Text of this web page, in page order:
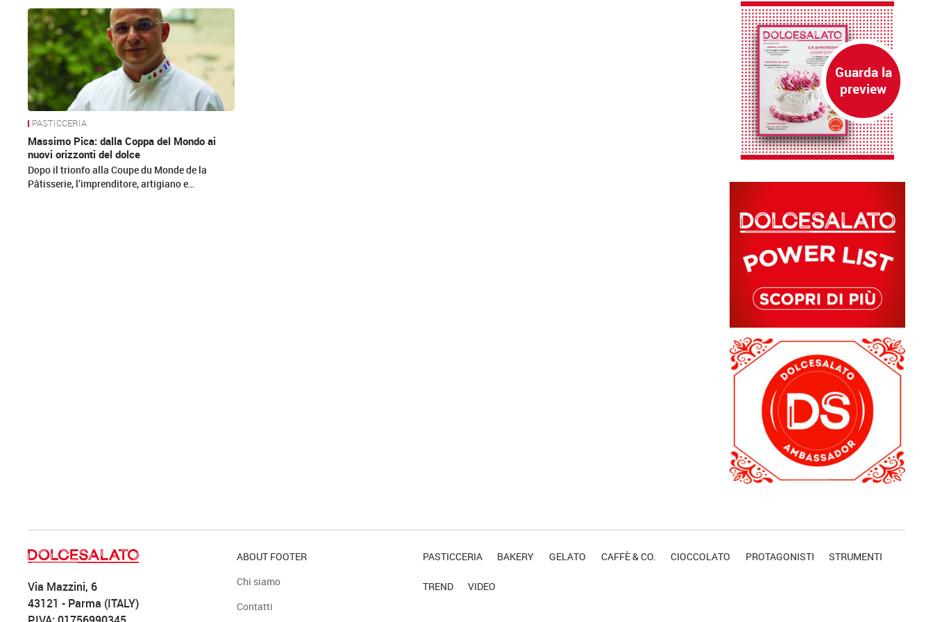
News
PASTICCERIA
Massimo Pica: dalla Coppa del Mondo ai
nuovi orizzonti del dolce
Dopo il trionfo alla Coupe du Monde de la
Pâtisserie, l’imprenditore, artigiano e…
Via Mazzini, 6
43121 - Parma (ITALY)
ABOUT FOOTER
Chi siamo
Contatti
PASTICCERIA BAKERY GELATO CAFFÈ & CO. CIOCCOLATO PROTAGONISTI STRUMENTI
TREND VIDEO